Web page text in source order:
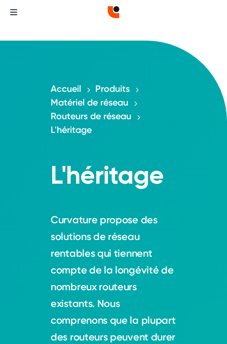
Accueil 5 Produits 5
Matériel de réseau 5
Routeurs de réseau 5
L'héritage
L'héritage
Curvature propose des
solutions de réseau
rentables qui tiennent
compte de la longévité de
nombreux routeurs
existants. Nous
comprenons que la plupart
des routeurs peuvent durer